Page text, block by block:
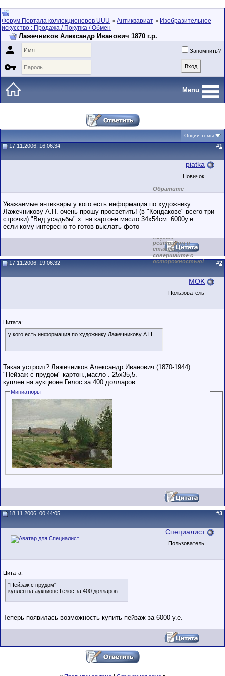
Форум Портала коллекционеров UUU > Антиквариат > Изобразительное
искусство : Продажа / Покупка / Обмен
Лажечников Александр Иванович 1870 г.р.
 Запомнить?

Menu
Опции темы
17.11.2006, 16:06:34 #1
piatka
Новичок
Обратите
внимание на
пользователя на
этом форуме.
Сделки с
пользователями,
низким
рейтингом и
стажем,
совершайте с
осторожностью!
Уважаемые антиквары у кого есть информация по художнику
Лажечникову А.Н. очень прошу просветить! (в "Кондакове" всего три
строчки) "Вид усадьбы" х. на картоне масло 34х54см. 6000у.е
если кому интересно то готов выслать фото
17.11.2006, 19:06:32 #2
MOK
Пользователь
Цитата:
у кого есть информация по художнику Лажечникову А.Н.
Такая устроит? Лажечников Александр Иванович (1870-1944)
"Пейзаж с прудом" картон.,масло . 25х35,5.
куплен на аукционе Гелос за 400 долларов.
Миниатюры
18.11.2006, 00:44:05 #3
Специалист
Пользователь
Цитата:
"Пейзаж с прудом"
куплен на аукционе Гелос за 400 долларов.
Теперь появилась возможность купить пейзаж за 6000 у.е.